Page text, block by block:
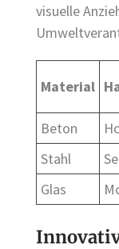
visuelle
Material
Beton
Stahl
Glas